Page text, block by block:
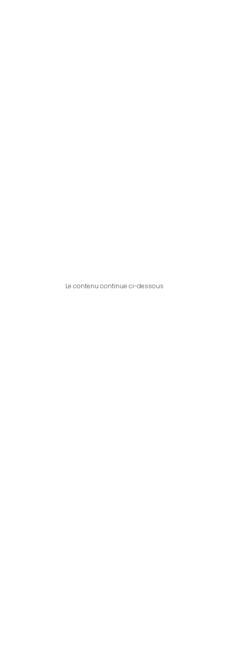
Le contenu continue ci-dessous